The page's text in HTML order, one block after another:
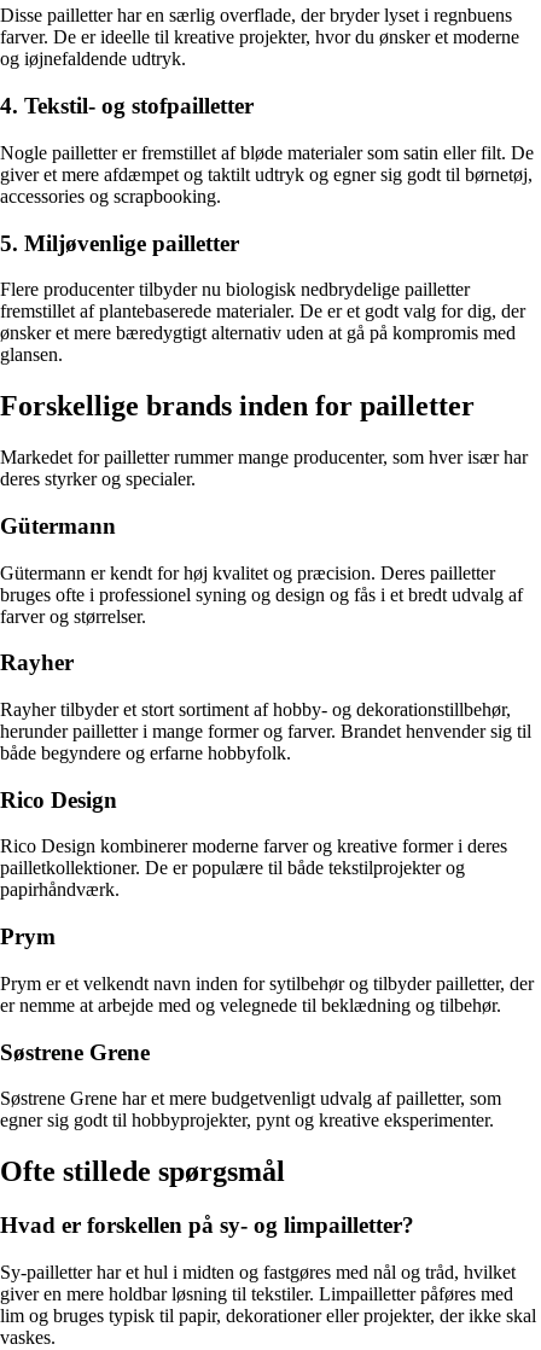
Disse pailletter har en særlig overflade, der bryder lyset i regnbuens
farver. De er ideelle til kreative projekter, hvor du ønsker et moderne
og iøjnefaldende udtryk.
4. Tekstil- og stofpailletter
Nogle pailletter er fremstillet af bløde materialer som satin eller filt. De
giver et mere afdæmpet og taktilt udtryk og egner sig godt til børnetøj,
accessories og scrapbooking.
5. Miljøvenlige pailletter
Flere producenter tilbyder nu biologisk nedbrydelige pailletter
fremstillet af plantebaserede materialer. De er et godt valg for dig, der
ønsker et mere bæredygtigt alternativ uden at gå på kompromis med
glansen.
Forskellige brands inden for pailletter
Markedet for pailletter rummer mange producenter, som hver især har
deres styrker og specialer.
Gütermann
Gütermann er kendt for høj kvalitet og præcision. Deres pailletter
bruges ofte i professionel syning og design og fås i et bredt udvalg af
farver og størrelser.
Rayher
Rayher tilbyder et stort sortiment af hobby- og dekorationstillbehør,
herunder pailletter i mange former og farver. Brandet henvender sig til
både begyndere og erfarne hobbyfolk.
Rico Design
Rico Design kombinerer moderne farver og kreative former i deres
pailletkollektioner. De er populære til både tekstilprojekter og
papirhåndværk.
Prym
Prym er et velkendt navn inden for sytilbehør og tilbyder pailletter, der
er nemme at arbejde med og velegnede til beklædning og tilbehør.
Søstrene Grene
Søstrene Grene har et mere budgetvenligt udvalg af pailletter, som
egner sig godt til hobbyprojekter, pynt og kreative eksperimenter.
Ofte stillede spørgsmål
Hvad er forskellen på sy- og limpailletter?
Sy-pailletter har et hul i midten og fastgøres med nål og tråd, hvilket
giver en mere holdbar løsning til tekstiler. Limpailletter påføres med
lim og bruges typisk til papir, dekorationer eller projekter, der ikke skal
vaskes.